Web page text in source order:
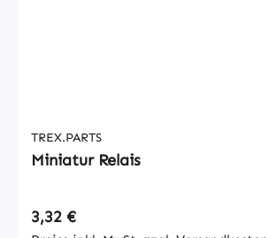
TREX.PARTS
Miniatur Relais
Regulärer Preis:
3,32 €